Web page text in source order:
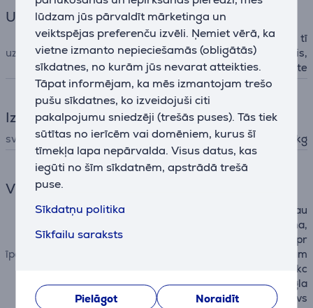
lūdzam jūs pārvaldīt mārketinga un
veiktspējas preferenču izvēli. Ņemiet vērā, ka
vietne izmanto nepieciešamās (obligātās)
sīkdatnes, no kurām jūs nevarat atteikties.
Tāpat informējam, ka mēs izmantojam trešo
pušu sīkdatnes, ko izveidojuši citi
pakalpojumu sniedzēji (trešās puses). Tās tiek
sūtītas no ierīcēm vai domēniem, kurus šī
tīmekļa lapa nepārvalda. Visus datus, kas
iegūti no šīm sīkdatnēm, apstrādā trešā
puse.
Sīkdatņu politika
Sīkfailu saraksts
Pielāgot
Noraidīt
Uzgaļi
uzgaļi
uzgalis mājdzīvnieku spalvu tī
rīšanai, kombinētais uzgalis,
elektriskā birste
Izmēri
svars 4,2 kg
Vispārējais parametrs
īpašības
LED apgaismojums, 99,9% au
gstas efektivitātes filtrēšana,
3 darbības režīmi, funkcija pr
et matu sapīšanos, noņemam
a putekļu tvertne, daudzfunkc
ionāls 2-in-1 uzlādes un uzgla
bāšanas statīvs